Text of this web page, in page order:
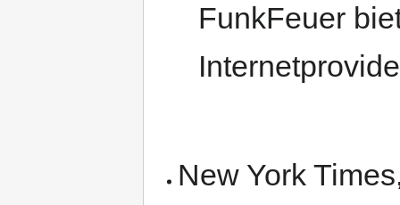
FunkFeuer
New York